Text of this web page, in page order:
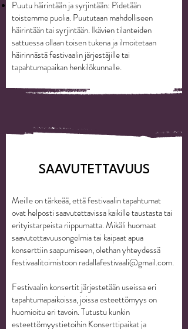
Puutu häirintään ja syrjintään: Pidetään
toistemme puolia. Puututaan mahdolliseen
häirintään tai syrjintään. Ikävien tilanteiden
sattuessa ollaan toisen tukena ja ilmoitetaan
häirinnästä festivaalin järjestäjille tai
tapahtumapaikan henkilökunnalle.
SAAVUTETTAVUUS
Meille on tärkeää, että festivaalin tapahtumat
ovat helposti saavutettavissa kaikille taustasta tai
erityistarpeista riippumatta. Mikäli huomaat
saavutettavuusongelmia tai kaipaat apua
konserttiin saapumiseen, olethan yhteydessä
festivaalitoimistoonradallafestivaali@gmail.com.
Festivaalin konsertit järjestetään useissa eri
tapahtumapaikoissa, joissa esteettömyys on
huomioitu eri tavoin. Tutustu kunkin
esteettömyystietoihinKonserttipaikat ja